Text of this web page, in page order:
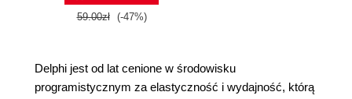
59.00zł (-47%)
Delphi jest od lat cenione w środowisku
programistycznym za elastyczność i wydajność, którą